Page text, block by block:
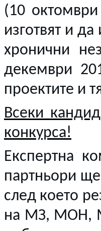
(10
изготвят и
хронични
декември
проектите и
Всеки
конкурса!
Експертна
партньори
след което
на МЗ, МОН,